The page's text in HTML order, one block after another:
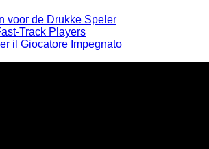
voor de Drukke Speler
Players
il Giocatore Impegnato